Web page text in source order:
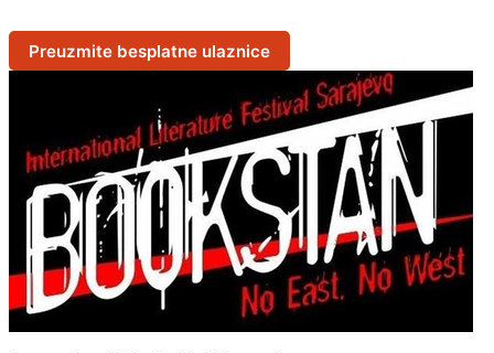
Preuzmite besplatne ulaznice